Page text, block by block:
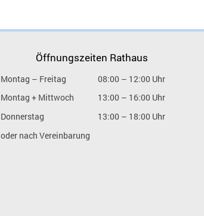
Öffnungszeiten Rathaus
Montag – Freitag
08:00 – 12:00 Uhr
Montag + Mittwoch
13:00 – 16:00 Uhr
Donnerstag
13:00 – 18:00 Uhr
oder nach Vereinbarung